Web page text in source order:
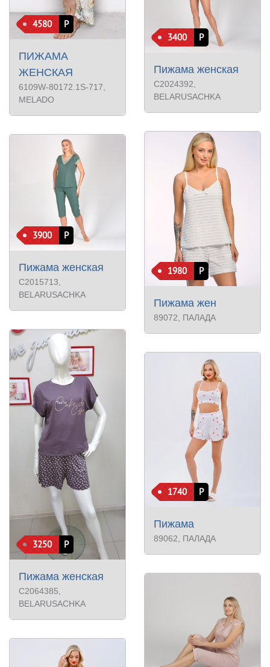
4580 Р
ПИЖАМА
ЖЕНСКАЯ
6109W-80172.1S-717
MELADO
3900 Р
Пижама женская
С2015713
BELARUSACHKA
3250 Р
Пижама женская
С2064385
BELARUSACHKA
3400 Р
Пижама женская
С2024392
BELARUSACHKA
1980 Р
Пижама жен
89072 , ПАЛАДА
1740 Р
Пижама
89062 , ПАЛАДА